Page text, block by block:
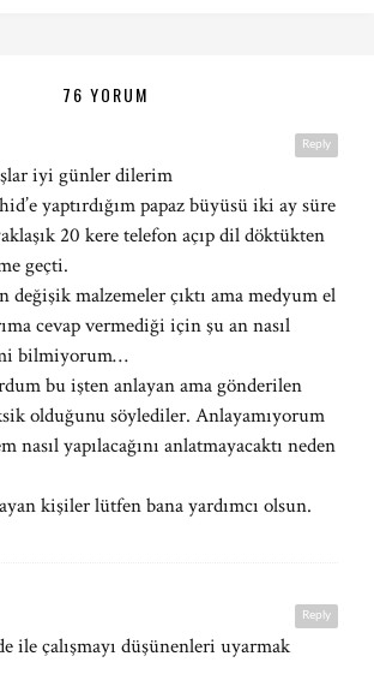
76 YORUM
Reply
iyi günler dilerim
yaptırdığım papaz büyüsü iki ay süre
20 kere telefon açıp dil döktükten
geçti.
malzemeler çıktı ama medyum el
cevap vermediği için şu an nasıl
bilmiyorum…
bu işten anlayan ama gönderilen
olduğunu söylediler. Anlayamıyorum
nasıl yapılacağını anlatmayacaktı neden
kişiler lütfen bana yardımcı olsun.
Reply
ile çalışmayı düşünenleri uyarmak